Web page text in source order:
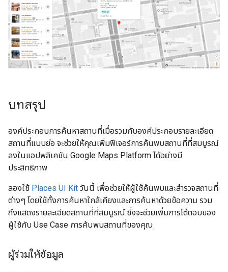
บทสรุป
องค์ประกอบการค้นหาสถานที่เมื่อรวมกับองค์ประกอบรายละเอียด
สถานที่แบบย่อ จะช่วยให้คุณเพิ่มฟีเจอร์การค้นพบสถานที่ที่สมบูรณ์
ลงในแอปพลิเคชัน Google Maps Platform ได้อย่างมี
ประสิทธิภาพ
ลองใช้ Places UI Kit วันนี้ เพื่อช่วยให้ผู้ใช้ค้นพบและสำรวจสถานที่
ต่างๆ โดยใช้ทั้งการค้นหาใกล้เคียงและการค้นหาด้วยข้อความ รวม
ถึงแสดงรายละเอียดสถานที่ที่สมบูรณ์ ซึ่งจะช่วยเพิ่มการโต้ตอบของ
ผู้ใช้กับ Use Case การค้นพบสถานที่ของคุณ
ผู้ร่วมให้ข้อมูล